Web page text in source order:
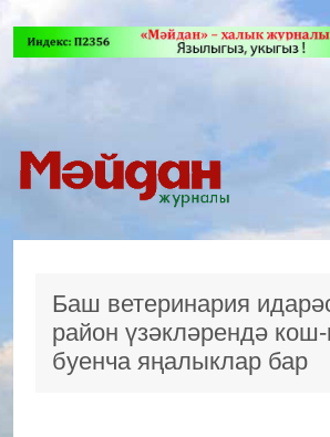
Баш ветеринария
район үзәкләрендә кош-
буенча яңалыклар бар